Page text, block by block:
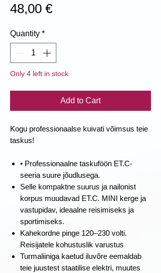
48,00 €Price
Quantity *
Only 4 left in stock
Add to Cart
Kogu professionaalse kuivati ​​võimsus teie
taskus!
• Professionaalne taskuföön ET.C-
seeria suure jõudlusega.
Selle kompaktne suurus ja nailonist
korpus muudavad ET.C. MINI kerge ja
vastupidav, ideaalne reisimiseks ja
sportimiseks.
Kahekordne pinge 120–230 volti.
Reisijatele kohustuslik varustus
Turmaliiniga kaetud iluvõre eemaldab
teie juustest staatilise elektri, muutes